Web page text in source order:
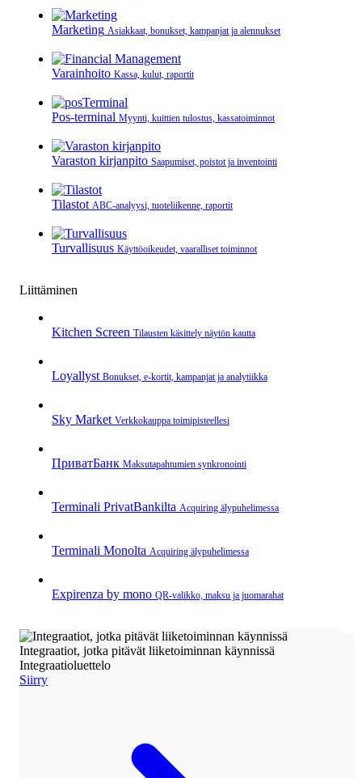
Marketing Asiakkaat, bonukset, kampanjat ja alennukset
Varainhoito Kassa, kulut, raportit
Pos-terminal Myynti, kuittien tulostus, kassatoiminnot
Varaston kirjanpito Saapumiset, poistot ja inventointi
Tilastot ABC-analyysi, tuoteliikenne, raportit
Turvallisuus Käyttöoikeudet, vaaralliset toiminnot
Liittäminen
Kitchen Screen Tilausten käsittely näytön kautta
Loyallyst Bonukset, e‑kortit, kampanjat ja analytiikka
Sky Market Verkkokauppa toimipisteellesi
ПриватБанк Maksutapahtumien synkronointi
Terminali PrivatBankilta Acquiring älypuhelimessa
Terminali Monolta Acquiring älypuhelimessa
Expirenza by mono QR‑valikko, maksu ja juomarahat
Integraatiot, jotka pitävät liiketoiminnan käynnissä
Integraatioluettelo
Siirry